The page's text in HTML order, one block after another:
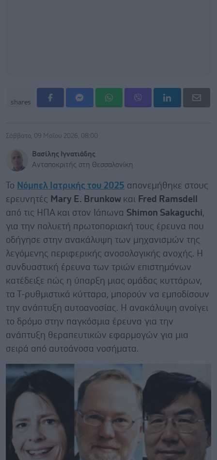
shares
Σάββατο, 09 Μαΐου 2026, 08:00
Βασίλης Ιγνατιάδης
Ανταποκριτής στη Θεσσαλονίκη
Το Νόμπελ Ιατρικής του 2025 απονεμήθηκε στους
ερευνητές Mary E. Brunkow και Fred Ramsdell
από τις ΗΠΑ και στον Ιάπωνα Shimon Sakaguchi,
για την πολυετή πρωτοποριακή τους έρευνα που
οδήγησε στην ανακάλυψη των μηχανισμών της
λεγόμενης περιφερικής ανοσολογικής ανοχής. Η
συνδυαστική έρευνα των τριών επιστημόνων
κατέδειξε πώς η ύπαρξη μιας ομάδας κυττάρων,
τα Τ-ρυθμιστικά κύτταρα, μπορούν να εμποδίσουν
την ανάπτυξη αυτοανοσίας. Η ανακάλυψη ανοίγει
το δρόμο στην παγκόσμια έρευνα για την
ανάπτυξη θεραπευτικών εφαρμογών για μια
σειρά από αυτοάνοσα νοσήματα.